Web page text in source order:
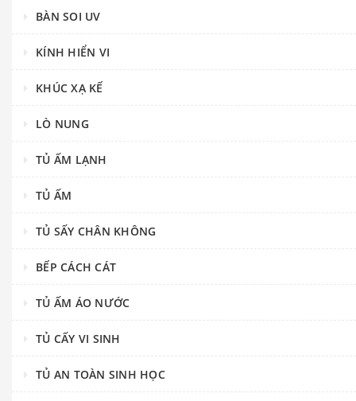
BÀN SOI UV
KÍNH HIỂN VI
KHÚC XẠ KẾ
LÒ NUNG
TỦ ẤM LẠNH
TỦ ẤM
TỦ SẤY CHÂN KHÔNG
BẾP CÁCH CÁT
TỦ ẤM ÁO NƯỚC
TỦ CẤY VI SINH
TỦ AN TOÀN SINH HỌC